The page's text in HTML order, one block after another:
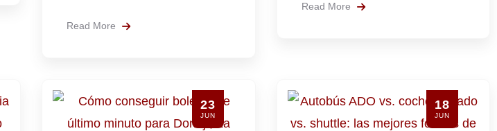
Read More
Read More
23
JUN
18
JUN